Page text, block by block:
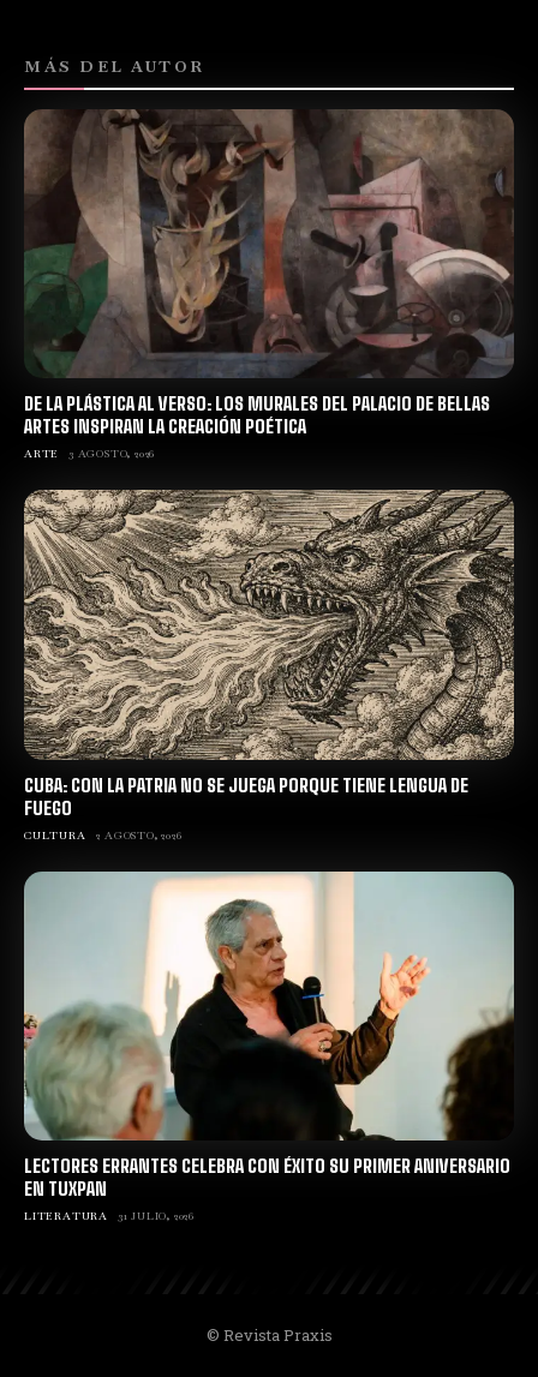
MÁS DEL AUTOR
DE LA PLÁSTICA AL VERSO: LOS MURALES DEL PALACIO DE BELLAS
ARTES INSPIRAN LA CREACIÓN POÉTICA
ARTE 3 AGOSTO, 2026
CUBA: CON LA PATRIA NO SE JUEGA PORQUE TIENE LENGUA DE
FUEGO
CULTURA 2 AGOSTO, 2026
LECTORES ERRANTES CELEBRA CON ÉXITO SU PRIMER ANIVERSARIO
EN TUXPAN
LITERATURA 31 JULIO, 2026
© Revista Praxis